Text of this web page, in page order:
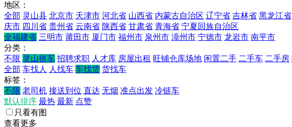
地区：
全部 灵山县 北京市 天津市 河北省 山西省 内蒙古自治区 辽宁省 吉林省 黑龙江省
庆市 四川省 贵州省 云南省 陕西省 甘肃省 青海省 宁夏回族自治区
全福建省 三明市 莆田市 厦门市 福州市 泉州市 漳州市 宁德市 龙岩市 南平市
分类：
不限 灵山拼车 招聘求职 人才库 房屋出租 旺铺仓库场地 闲置二手 二手车 二手房
全部 车找人 人找车 车找货 货找车
标签：
不限 老司机 接送到位 直达 无烟 准点出发 冷链车
默认排序 最热 最新 点赞
只看有图
查看更多